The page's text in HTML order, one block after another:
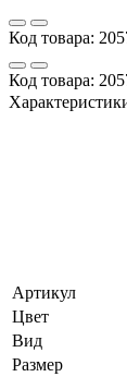
Код товара:
Код товара:
Артикул
Цвет
Вид
Размер